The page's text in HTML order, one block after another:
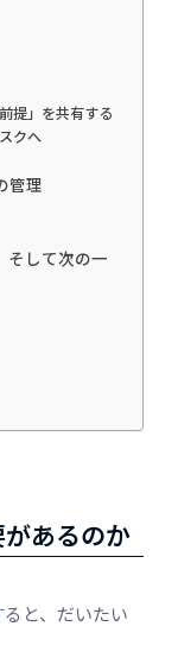
提」を共有する
クへ
管理
そして次の一
あるのか
と、だいたい